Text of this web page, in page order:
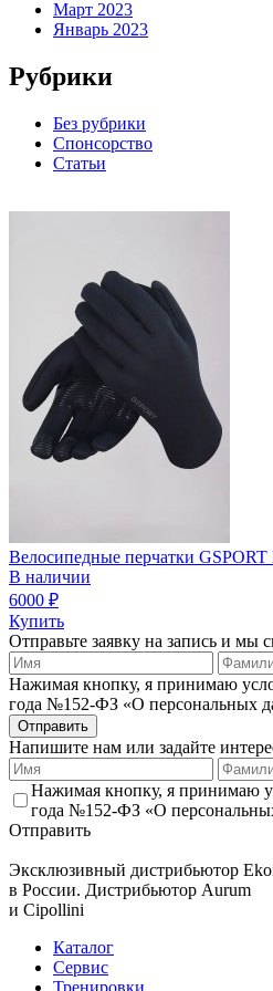
Март 2023
Январь 2023
Рубрики
Без рубрики
Спонсорство
Статьи
Велосипедные перчатки
В наличии
6000 ₽
Купить
Отправьте заявку на запись и мы
Нажимая кнопку, я принимаю
года №152-ФЗ «О персональных
Отправить
Напишите нам или задайте
Нажимая кнопку, я принимаю
года №152-ФЗ «О
Отправить
Эксклюзивный дистрибьютор
в России. Дистрибьютор Aurum
и Cipollini
Каталог
Сервис
Тренировки